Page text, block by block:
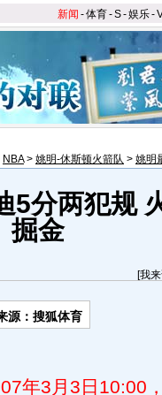
新闻 -体育-S-娱乐-
NBA> 姚明-休斯顿火箭队 > 姚明
5分两犯规
掘金
[我
源：搜狐体育
年3月3日10:00